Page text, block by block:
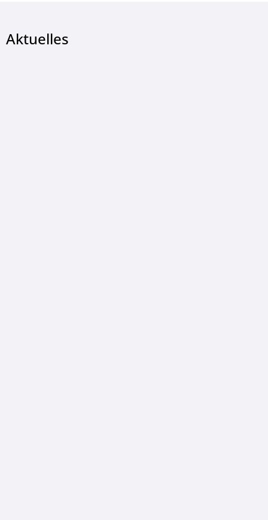
Aktuelles